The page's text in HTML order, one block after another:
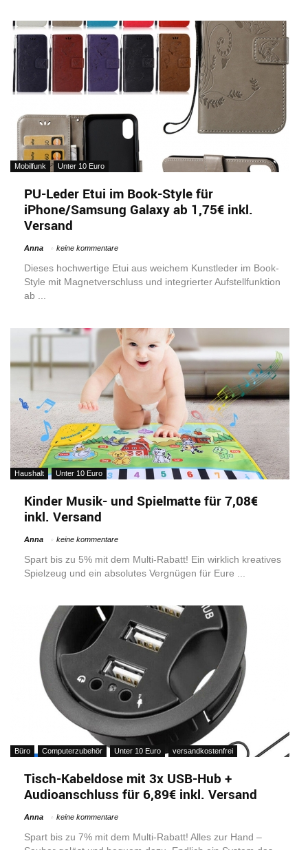
Mobilfunk Unter 10 Euro
PU-Leder Etui im Book-Style für
iPhone/Samsung Galaxy ab 1,75€ inkl.
Versand
Anna keine kommentare
Dieses hochwertige Etui aus weichem Kunstleder im Book-
Style mit Magnetverschluss und integrierter Aufstellfunktion
ab ...
Haushalt Unter 10 Euro
Kinder Musik- und Spielmatte für 7,08€
inkl. Versand
Anna keine kommentare
Spart bis zu 5% mit dem Multi-Rabatt! Ein wirklich kreatives
Spielzeug und ein absolutes Vergnügen für Eure ...
Büro Computerzubehör Unter 10 Euro versandkostenfrei
Tisch-Kabeldose mit 3x USB-Hub +
Audioanschluss für 6,89€ inkl. Versand
Anna keine kommentare
Spart bis zu 7% mit dem Multi-Rabatt! Alles zur Hand –